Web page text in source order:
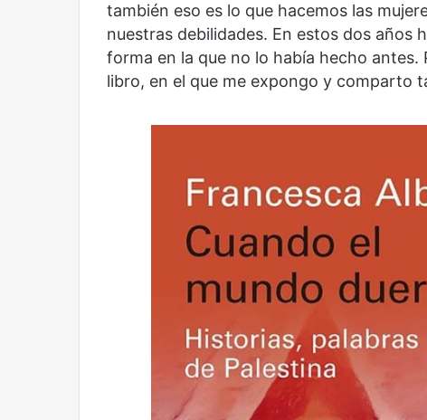
también eso es lo que hacemos las
nuestras debilidades. En estos dos años
forma en la que no lo había hecho
libro, en el que me expongo y comparto